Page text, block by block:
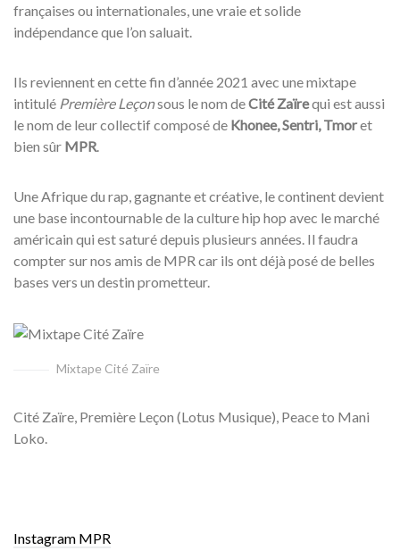
françaises ou internationales, une vraie et solide
indépendance que l’on saluait.
Ils reviennent en cette fin d’année 2021 avec une mixtape
intitulé Première Leçonsous le nom deCité Zaïrequi est aussi
le nom de leur collectif composé de Khonee, Sentri, Tmoret
bien sûr MPR.
Une Afrique du rap, gagnante et créative, le continent devient
une base incontournable de la culture hip hop avec le marché
américain qui est saturé depuis plusieurs années. Il faudra
compter sur nos amis de MPR car ils ont déjà posé de belles
bases vers un destin prometteur.
Mixtape Cité Zaïre
Cité Zaïre, Première Leçon (Lotus Musique), Peace to Mani
Loko.
Instagram MPR